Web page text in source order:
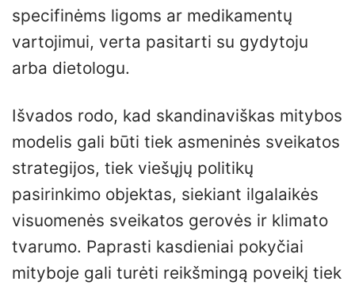
specifinėms ligoms ar medikamentų
vartojimui, verta pasitarti su gydytoju
arba dietologu.
Išvados rodo, kad skandinaviškas mitybos
modelis gali būti tiek asmeninės sveikatos
strategijos, tiek viešųjų politikų
pasirinkimo objektas, siekiant ilgalaikės
visuomenės sveikatos gerovės ir klimato
tvarumo. Paprasti kasdieniai pokyčiai
mityboje gali turėti reikšmingą poveikį tiek